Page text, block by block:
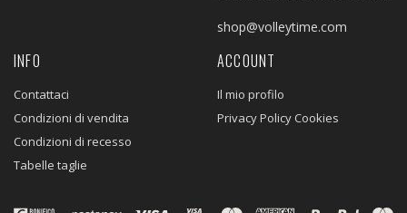
shop@volleytime.com
INFO
Contattaci
Condizioni di vendita
Condizioni di recesso
Tabelle taglie
ACCOUNT
Il mio profilo
Privacy Policy Cookies